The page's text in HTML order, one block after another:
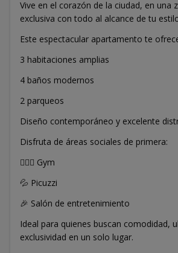
Vive en el corazón de la ciudad, en una
exclusiva con todo al alcance de tu
Este espectacular apartamento te
3 habitaciones amplias
4 baños modernos
2 parqueos
Diseño contemporáneo y excelente
Disfruta de áreas sociales de primera:
🏋🏻‍♂️ Gym
💦 Picuzzi
🎉 Salón de entretenimiento
Ideal para quienes buscan comodidad,
exclusividad en un solo lugar.